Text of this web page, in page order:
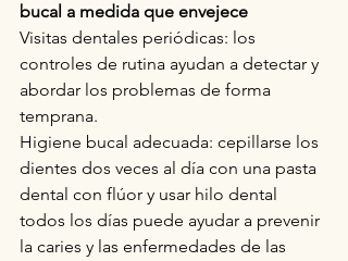
bucal a medida que envejece
Visitas dentales periódicas: los
controles de rutina ayudan a detectar y
abordar los problemas de forma
temprana.
Higiene bucal adecuada: cepillarse los
dientes dos veces al día con una pasta
dental con flúor y usar hilo dental
todos los días puede ayudar a prevenir
la caries y las enfermedades de las